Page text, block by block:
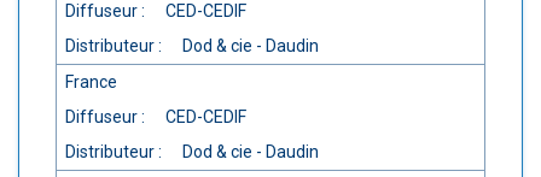
Diffuseur :
CED-CEDIF
Distributeur :
Dod & cie - Daudin
France
Diffuseur :
CED-CEDIF
Distributeur :
Dod & cie - Daudin